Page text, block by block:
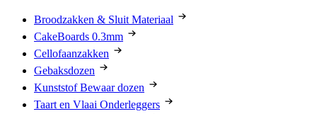
Broodzakken & Sluit Materiaal
CakeBoards 0.3mm
Cellofaanzakken
Gebaksdozen
Kunststof Bewaar dozen
Taart en Vlaai Onderleggers